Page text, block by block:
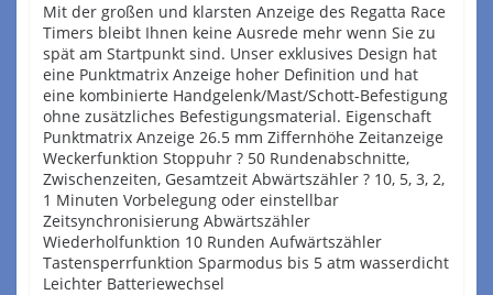
Mit der großen und klarsten Anzeige des Regatta Race
Timers bleibt Ihnen keine Ausrede mehr wenn Sie zu
spät am Startpunkt sind. Unser exklusives Design hat
eine Punktmatrix Anzeige hoher Definition und hat
eine kombinierte Handgelenk/Mast/Schott-Befestigung
ohne zusätzliches Befestigungsmaterial. Eigenschaft
Punktmatrix Anzeige 26.5 mm Ziffernhöhe Zeitanzeige
Weckerfunktion Stoppuhr ? 50 Rundenabschnitte,
Zwischenzeiten, Gesamtzeit Abwärtszähler ? 10, 5, 3, 2,
1 Minuten Vorbelegung oder einstellbar
Zeitsynchronisierung Abwärtszähler
Wiederholfunktion 10 Runden Aufwärtszähler
Tastensperrfunktion Sparmodus bis 5 atm wasserdicht
Leichter Batteriewechsel